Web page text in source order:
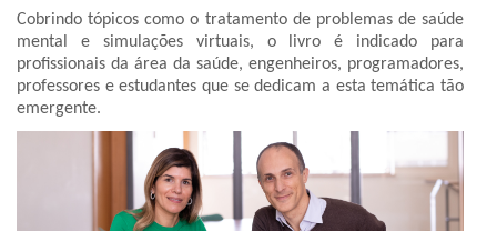
Cobrindo tópicos como o tratamento de problemas de saúde
mental e simulações virtuais, o livro é indicado para
profissionais da área da saúde, engenheiros, programadores,
professores e estudantes que se dedicam a esta temática tão
emergente.